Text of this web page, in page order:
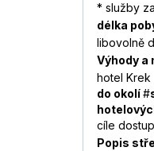
* služby
délka
libovolně
Výhody a
hotel Krek
do okolí#
cíle
Popis